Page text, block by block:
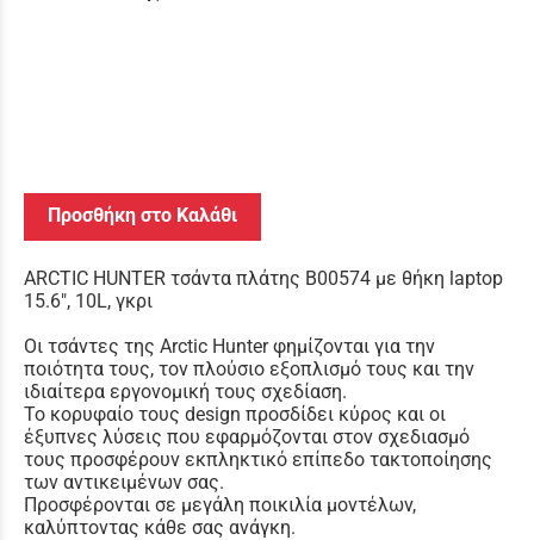
Προσθήκη στο Καλάθι
ARCTIC HUNTER τσάντα πλάτης B00574 με θήκη laptop
15.6", 10L, γκρι
Οι τσάντες της Arctic Hunter φημίζονται για την
ποιότητα τους, τον πλούσιο εξοπλισμό τους και την
ιδιαίτερα εργονομική τους σχεδίαση.
Το κορυφαίο τους design προσδίδει κύρος και οι
έξυπνες λύσεις που εφαρμόζονται στον σχεδιασμό
τους προσφέρουν εκπληκτικό επίπεδο τακτοποίησης
των αντικειμένων σας.
Προσφέρονται σε μεγάλη ποικιλία μοντέλων,
καλύπτοντας κάθε σας ανάγκη.